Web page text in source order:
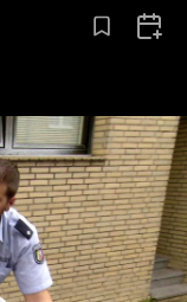
Aus den